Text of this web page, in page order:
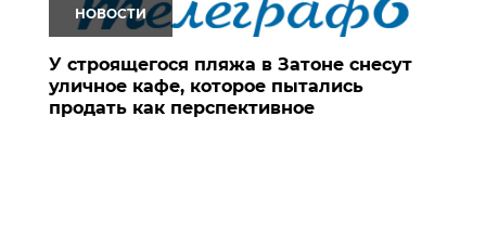
НОВОСТИ
У строящегося пляжа в Затоне снесут
уличное кафе, которое пытались
продать как перспективное